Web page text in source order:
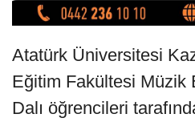
Atatürk Üniversitesi
Eğitim Fakültesi Müzik
Dalı öğrencileri